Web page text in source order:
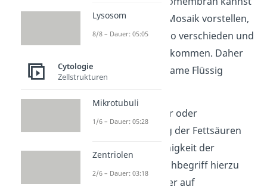
du dir als eine Art Mosaik vorstellen,
weil die Moleküle so verschieden und
zahlreich darin vorkommen. Daher
kommt auch der Name Flüssig
Je nach Temperatur oder
Zusammensetzung der Fettsäuren
variiert die Fließfähigkeit der
Membran. Der Fachbegriff hierzu
oder auf
Lysosom
8/8 – Dauer: 05:05
Cytologie
Zellstrukturen
Mikrotubuli
1/6 – Dauer: 05:28
Zentriolen
2/6 – Dauer: 03:18